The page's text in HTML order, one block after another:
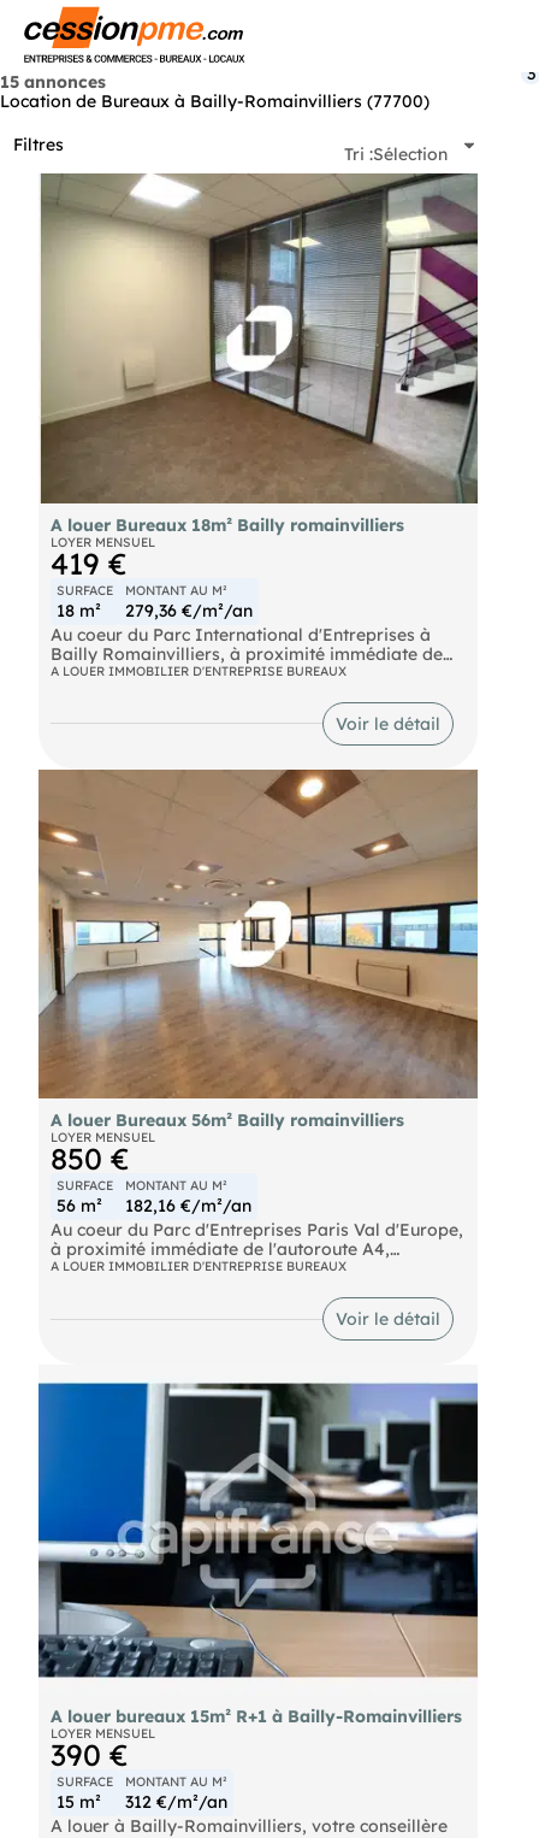
15 annonces
Location de Bureaux à Bailly-Romainvilliers (77700)
Filtres
3
Tri :Sélection
A louer Bureaux 18m² Bailly romainvilliers
LOYER MENSUEL
419 €
SURFACE
18 m²
MONTANT AU M²
279,36 €/m²/an
Au coeur du Parc International d'Entreprises à
Bailly Romainvilliers, à proximité immédiate de
l'autoroute A4, au pied du Bus 34 et à 15 minutes
équiperopose à la location une surface de
bureaux rénovés d'environ 18 m².
Bus Bus 34 RER Marne-la-Vallée - Chessy (A) RER
Val d'Europe (A) Autoroute A4
A LOUER IMMOBILIER D'ENTREPRISE BUREAUX
Voir le détail
A louer Bureaux 56m² Bailly romainvilliers
LOYER MENSUEL
850 €
SURFACE
56 m²
MONTANT AU M²
182,16 €/m²/an
Au coeur du Parc d'Entreprises Paris Val d'Europe,
à proximité immédiate de l'autoroute A4,
ImmNotre équipeus propose une surface de
Bus Bus 34 RER Marne-la-Vallée - Chessy (A) RER
A LOUER IMMOBILIER D'ENTREPRISE BUREAUX
Voir le détail
A louer bureaux 15m² R+1 à Bailly-Romainvilliers
LOYER MENSUEL
390 €
SURFACE
15 m²
MONTANT AU M²
312 €/m²/an
A louer à Bailly-Romainvilliers, votre conseillère